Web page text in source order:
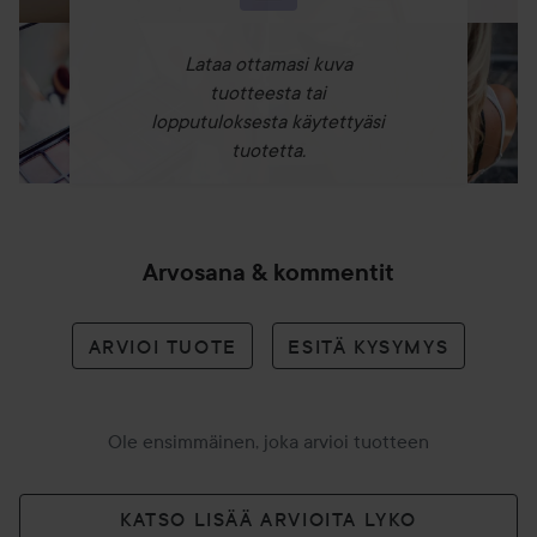
täydellinen valinta erityisiin tilaisuuksiin, illallisiin tai
yksinkertaisesti päivittäiseen käyttöön, kun haluat tuntea
olosi itsevarmaksi ja seksikkääksi.
Serpent Eau De Parfum valmistetaan Dick Johnsonin
omalla Dick's Brewery -tehtaalla Suomessa, mikä takaa
tuotteen korkean laadun!
Top: Rosépippuri, sahrami, sitruuna, rosmariini, appelsiini &
Heart: Santelipuu, setripuu, tonkapapu & laventeli
Base: Myski, vanilja, patchouli & ambra
Parfyymi: Suihkuta kuivalle iholle.
50 ml
Lataa ottamasi kuva
tuotteesta tai
lopputuloksesta käytettyäsi
tuotetta.
Arvosana & kommentit
ARVIOI TUOTE ESITÄ KYSYMYS
Ole ensimmäinen, joka arvioi tuotteen
KATSO LISÄÄ ARVIOITA LYKO